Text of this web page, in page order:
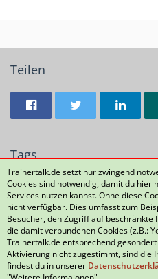
Teilen
Tags
Motivation
Datenschutzerklärung Kontakt
Nutzungsbedingungen
Trainertalk.de setzt nur zwingend
Cookies sind notwendig, damit du hier
Services nutzen kannst. Ohne diese
nicht verfügbar. Dies umfasst zum
Besucher, den Zugriff auf
die damit verbundenen Cookies (z.B.:
Trainertalk.de entsprechend
Aktivierung nicht zugestimmt, sind die
findest du in unserer